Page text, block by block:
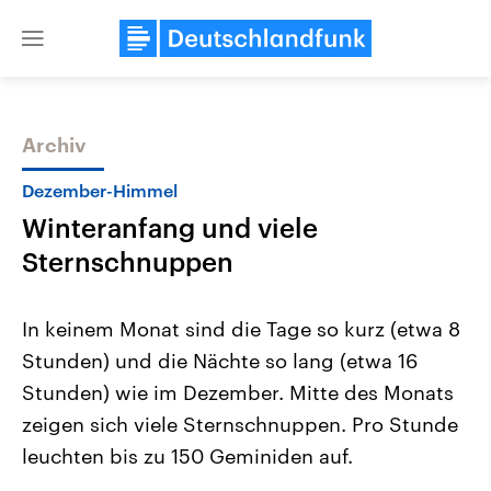
Close
Themen
Landtagswahl Sachsen-Anhalt
2026
Alle Informationen
Sachsen-Anhalt wählt am 6.
September 2026 einen neuen
Landtag. Seit 2021 wird das
USA
Aktuelle Beiträge,
Hintergründe
Wirtschaftlich und
gehören die Vereinigten
den mächtigsten Ländern
Archiv
Dezember-Himmel
Winteranfang und viele
Sternschnuppen
In keinem Monat sind die Tage so kurz (etwa 8
Stunden) und die Nächte so lang (etwa 16
Stunden) wie im Dezember. Mitte des Monats
zeigen sich viele Sternschnuppen. Pro Stunde
leuchten bis zu 150 Geminiden auf.